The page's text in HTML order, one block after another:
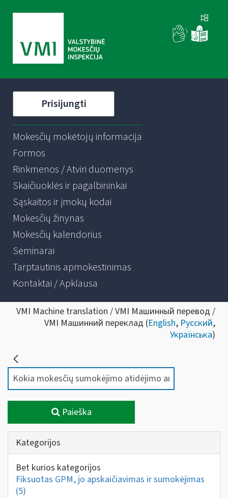
Prisijungti
Mokesčių mokėtojų informacija
Formos
Rinkmenos / Atviri duomenys
Skaičiuoklės ir pagalbininkai
Sąskaitos ir įmokų kodai
Mokesčių žinynas
Mokesčių kalendorius
Seminarai
Tarptautinis apmokestinimas
Kontaktai / Apklausa
VMI Machine translation / VMI Машинный перевод /
VMI Машинний переклад (English, Русский,
Українська)
Paieška
Kategorijos
Bet kurios kategorijos
Fiksuotas GPM, jo apskaičiavimas ir sumokėjimas
(5)